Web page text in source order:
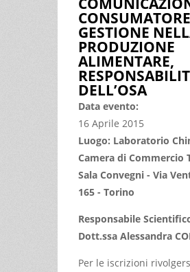
GESTIONE
PRODUZIONE
ALIMENTARE,
DELL’OSA
Data evento:
16 Aprile 2015
Luogo: Laboratorio
Camera di Commercio
Sala Convegni - Via
165 - Torino
Responsabile
Dott.ssa Alessandra
Per le iscrizioni